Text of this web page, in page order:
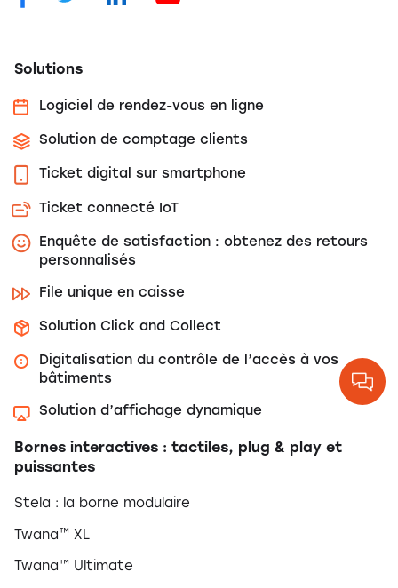
Solutions
Logiciel de rendez-vous en ligne
Solution de comptage clients
Ticket digital sur smartphone
Ticket connecté IoT
Enquête de satisfaction : obtenez des retours
personnalisés
File unique en caisse
Solution Click and Collect
Digitalisation du contrôle de l’accès à vos
bâtiments
Solution d’affichage dynamique
Bornes interactives : tactiles, plug & play et
puissantes
Stela : la borne modulaire
Twana™ XL
Twana™ Ultimate